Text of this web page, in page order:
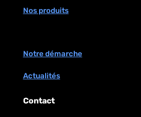
Nos produits
Notre démarche
Actualités
Contact